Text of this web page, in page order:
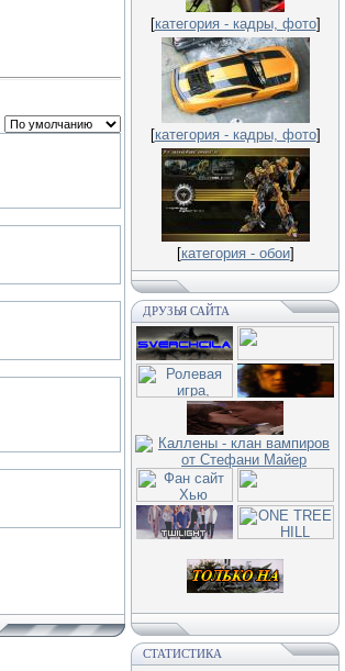
[категория - кадры, фото]
[категория - кадры, фото]
[категория - обои]
ДРУЗЬЯ САЙТА
СТАТИСТИКА